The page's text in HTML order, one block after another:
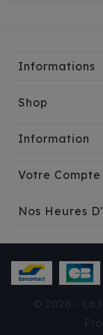
Informations
Shop
Information
Votre Compte
Nos Heures
© 2026 - La